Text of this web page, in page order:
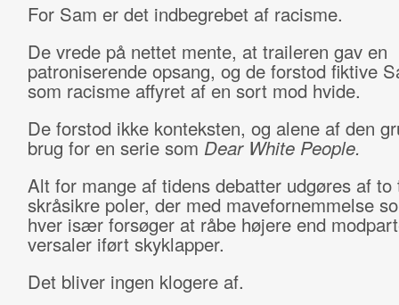
For Sam er det indbegrebet af racisme.
De vrede på nettet mente, at traileren gav en
patroniserende opsang, og de forstod fiktive
som racisme affyret af en sort mod hvide.
De forstod ikke konteksten, og alene af den
brug for en serie som Dear White People.
Alt for mange af tidens debatter udgøres af to
skråsikre poler, der med mavefornemmelse
hver især forsøger at råbe højere end
versaler iført skyklapper.
Det bliver ingen klogere af.